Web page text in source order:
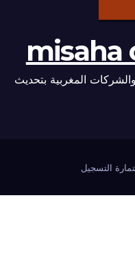
misaha
المغربية بتحديث
التسجيل